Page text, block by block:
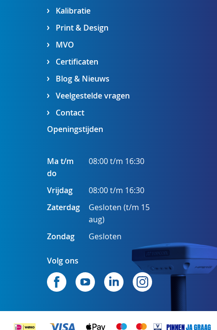
Kalibratie
Print & Design
MVO
Certificaten
Blog & Nieuws
Veelgestelde vragen
Contact
Openingstijden
Ma t/m
do
08:00 t/m 16:30
Vrijdag
08:00 t/m 16:30
Zaterdag
Gesloten (t/m 15
aug)
Zondag
Gesloten
Volg ons